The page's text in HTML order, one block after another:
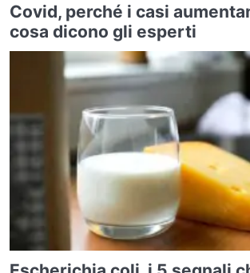
Covid, perché i casi
cosa dicono gli esperti